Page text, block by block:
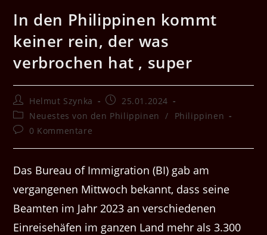
In den Philippinen kommt
keiner rein, der was
verbrochen hat , super
Beitrags-
Autor:
Helmut Szynka
Beitrag
veröffentlicht:
25.01.2024
Beitrags-
Kategorie:
Neuestes von den Philippinen /
Philippinen
Beitrags-
0 Kommentare
Das Bureau of Immigration (BI) gab am
vergangenen Mittwoch bekannt, dass seine
Beamten im Jahr 2023 an verschiedenen
Einreisehäfen im ganzen Land mehr als 3.300